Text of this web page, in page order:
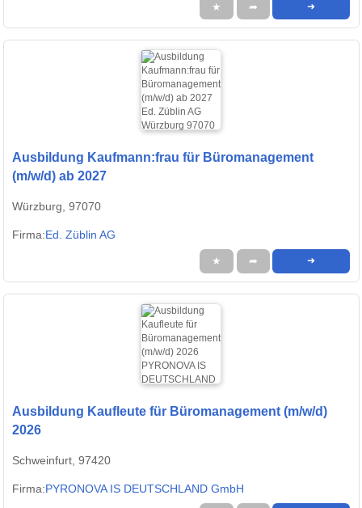
★ ➦ ➜
Ausbildung Kaufmann:frau für Büromanagement
(m/w/d) ab 2027
Würzburg, 97070
Firma:Ed. Züblin AG
★ ➦ ➜
Ausbildung Kaufleute für Büromanagement (m/w/d)
2026
Schweinfurt, 97420
Firma:PYRONOVA IS DEUTSCHLAND GmbH